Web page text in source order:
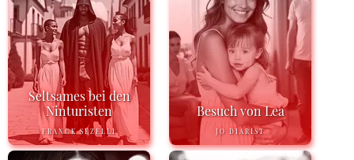
Seltsames bei den
Ninturisten
FRANCK SEZELLI
Besuch von Lea
JO DIARIST